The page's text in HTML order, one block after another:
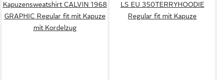
Kapuzensweatshirt CALVIN 1968
GRAPHIC Regular fit mit Kapuze
mit Kordelzug
LS EU 350TERRYHOODIE
Regular fit mit Kapuze